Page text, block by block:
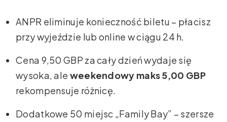
ANPR eliminuje konieczność biletu – płacisz
przy wyjeździe lub online w ciągu 24 h.
Cena 9,50 GBP za cały dzień wydaje się
wysoka, ale weekendowy maks 5,00 GBP
rekompensuje różnicę.
Dodatkowe 50 miejsc „Family Bay” – szersze